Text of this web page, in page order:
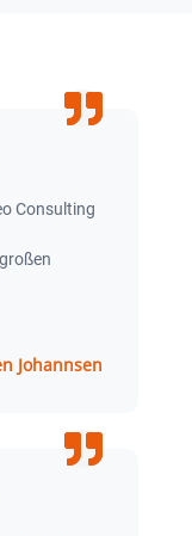
Consulting
Johannsen